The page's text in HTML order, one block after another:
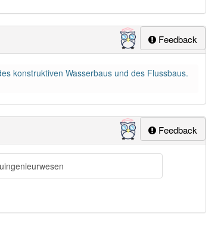
Feedback
konstruktiven Wasserbaus und des Flussbaus.
Feedback